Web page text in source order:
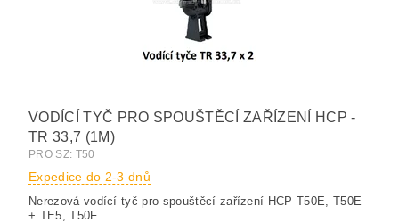
VODÍCÍ TYČ PRO SPOUŠTĚCÍ ZAŘÍZENÍ HCP -
TR 33,7 (1M)
PRO SZ: T50
Expedice do 2-3 dnů
Nerezová vodící tyč pro spouštěcí zařízení HCP T50E, T50E
+ TE5, T50F